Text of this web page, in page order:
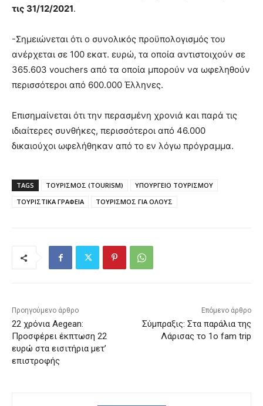
τις 31/12/2021.
-Σημειώνεται ότι ο συνολικός προϋπολογισμός του
ανέρχεται σε 100 εκατ. ευρώ, τα οποία αντιστοιχούν σε
365.603 vouchers από τα οποία μπορούν να ωφεληθούν
περισσότεροι από 600.000 Έλληνες.
Επισημαίνεται ότι την περασμένη χρονιά και παρά τις
ιδιαίτερες συνθήκες, περισσότεροι από 46.000
δικαιούχοι ωφελήθηκαν από το εν λόγω πρόγραμμα.
TAGS ΤΟΥΡΙΣΜΟΣ (TOURISM)
ΥΠΟΥΡΓΕΙΟ ΤΟΥΡΙΣΜΟΥ
ΤΟΥΡΙΣΤΙΚΑ ΓΡΑΦΕΙΑ
ΤΟΥΡΙΣΜΟΣ ΓΙΑ ΟΛΟΥΣ
Προηγούμενο άρθρο
22 χρόνια Aegean:
Προσφέρει έκπτωση 22
ευρώ στα εισιτήρια μετ’
επιστροφής
Επόμενο άρθρο
Σύμπραξις: Στα παράλια της
Λάρισας το 1ο fam trip